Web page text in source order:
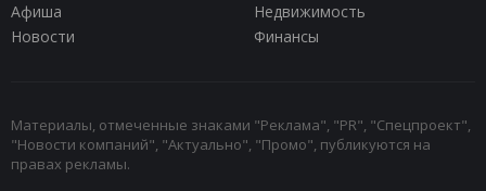
Афиша
Недвижимость
Новости
Финансы
Материалы, отмеченные знаками "Реклама", "PR", "Спецпроект",
"Новости компаний", "Актуально", "Промо", публикуются на
правах рекламы.